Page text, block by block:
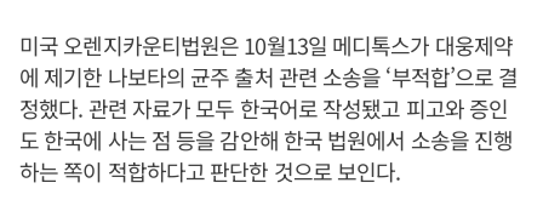
미국 오렌지카운티법원은 10월13일 메디톡스가 대웅제약
에 제기한 나보타의 균주 출처 관련 소송을 ‘부적합’으로 결
정했다. 관련 자료가 모두 한국어로 작성됐고 피고와 증인
도 한국에 사는 점 등을 감안해 한국 법원에서 소송을 진행
하는 쪽이 적합하다고 판단한 것으로 보인다.